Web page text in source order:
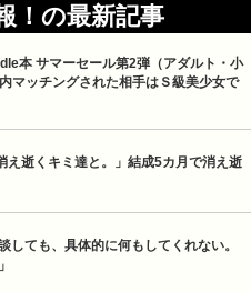
！の最新記事
本 サマーセール第2弾（アダルト・小
マッチングされた相手はＳ級美少女で
え逝くキミ達と。」結成5カ月で消え逝
しても、具体的に何もしてくれない。